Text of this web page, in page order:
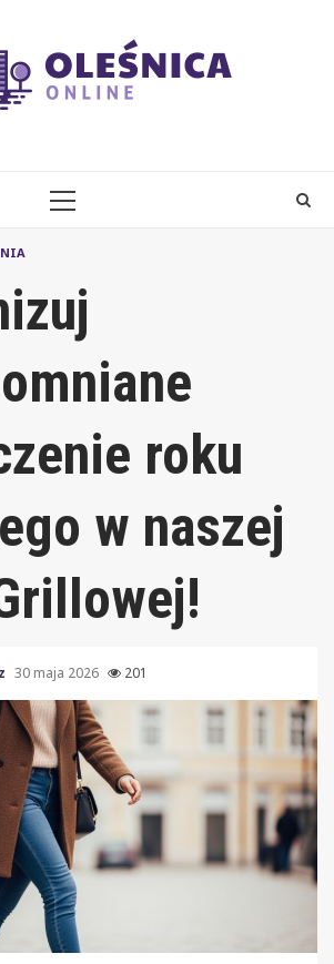
PRIMARY
roku
w naszej
30 maja 2026 201